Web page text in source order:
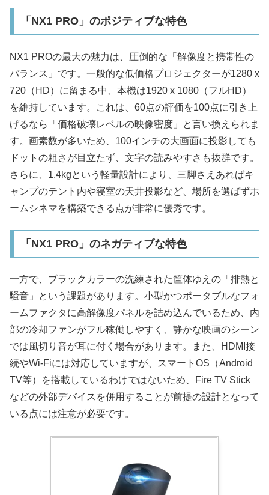
「NX1 PRO」のポジティブな特色
NX1 PROの最大の魅力は、圧倒的な「解像度と携帯性の
バランス」です。一般的な低価格プロジェクターが1280 x
720（HD）に留まる中、本機は1920 x 1080（フルHD）
を維持しています。これは、60点の評価を100点に引き上
げるなら「価格破壊レベルの映像密度」と言い換えられま
す。画素数が多いため、100インチの大画面に投影しても
ドットの粗さが目立たず、文字の読みやすさも抜群です。
さらに、1.4kgという軽量設計により、三脚さえあればキ
ャンプのテント内や寝室の天井投影など、場所を選ばずホ
ームシネマを構築できる点が非常に優秀です。
「NX1 PRO」のネガティブな特色
一方で、ブラックカラーの洗練された筐体ゆえの「排熱と
騒音」という課題があります。小型かつポータブルなフォ
ームファクタに高解像度パネルを詰め込んでいるため、内
部の冷却ファンがフル稼働しやすく、静かな映画のシーン
では風切り音が耳に付く場合があります。また、HDMI接
続やWi-Fiには対応していますが、スマートOS（Android
TV等）を搭載しているわけではないため、Fire TV Stick
などの外部デバイスを併用することが前提の設計となって
いる点には注意が必要です。